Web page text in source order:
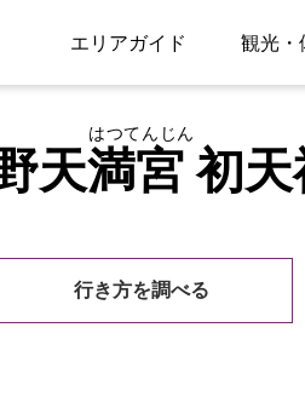
エリアガイド 観光・
天満宮 初天
はつてんじん
行き方を調べる